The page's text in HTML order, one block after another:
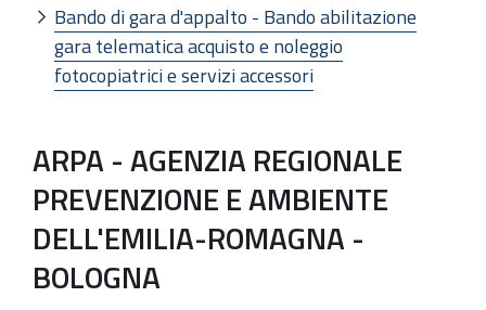
Bando di gara d'appalto - Bando abilitazione
gara telematica acquisto e noleggio
fotocopiatrici e servizi accessori
ARPA - AGENZIA REGIONALE
PREVENZIONE E AMBIENTE
DELL'EMILIA-ROMAGNA -
BOLOGNA